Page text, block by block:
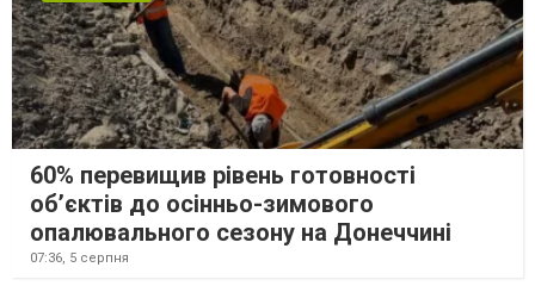
60% перевищив рівень готовності
об’єктів до осінньо-зимового
опалювального сезону на Донеччині
07:36, 5 серпня